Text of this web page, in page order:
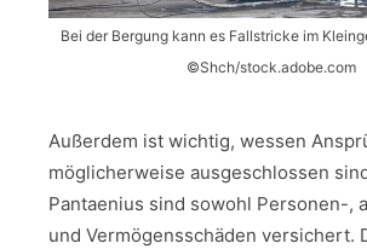
Bei der Bergung kann es Fallstricke im
©Shch/stock.adobe.com
Außerdem ist wichtig, wessen
möglicherweise ausgeschlossen
Pantaenius sind sowohl Personen-,
und Vermögensschäden versichert.